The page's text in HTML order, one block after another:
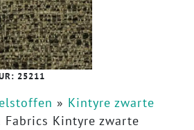
25211
» Kintyre zwarte
Fabrics Kintyre zwarte